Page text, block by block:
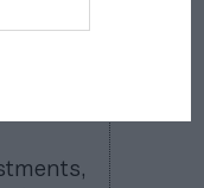
los